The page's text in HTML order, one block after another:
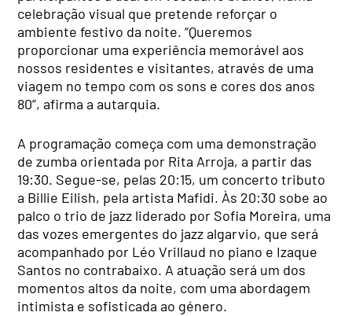
celebração visual que pretende reforçar o
ambiente festivo da noite. “Queremos
proporcionar uma experiência memorável aos
nossos residentes e visitantes, através de uma
viagem no tempo com os sons e cores dos anos
80”, afirma a autarquia.
A programação começa com uma demonstração
de zumba orientada por Rita Arroja, a partir das
19:30. Segue-se, pelas 20:15, um concerto tributo
a Billie Eilish, pela artista Mafidi. Às 20:30 sobe ao
palco o trio de jazz liderado por Sofia Moreira, uma
das vozes emergentes do jazz algarvio, que será
acompanhado por Léo Vrillaud no piano e Izaque
Santos no contrabaixo. A atuação será um dos
momentos altos da noite, com uma abordagem
intimista e sofisticada ao género.